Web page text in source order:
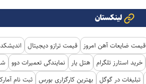
لینکستان
قیمت ضایعات آهن امروز قیمت ترازو دیجیتال
خرید استارز تلگرام هتل یار نمایندگی تعمیرات دوو
تبلیغات در گوگل بهترین کارگزاری بورس ثبت نام